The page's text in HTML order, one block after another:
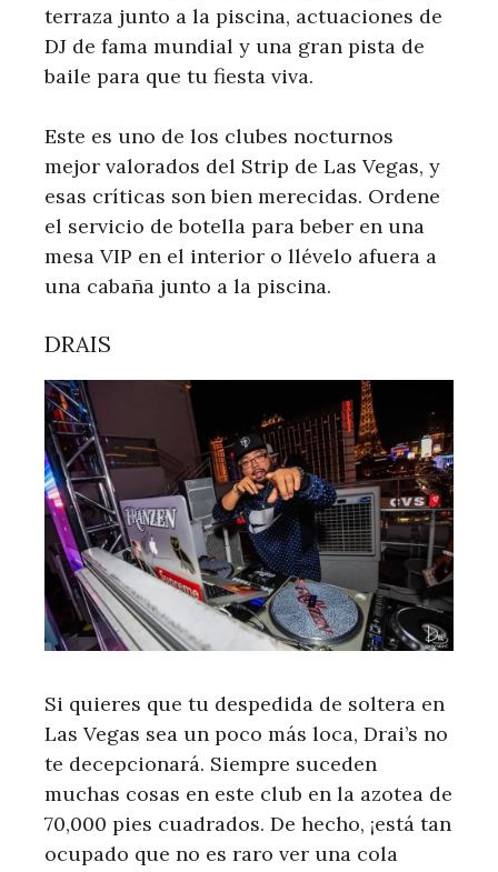
terraza junto a la piscina, actuaciones de
DJ de fama mundial y una gran pista de
baile para que tu fiesta viva.
Este es uno de los clubes nocturnos
mejor valorados del Strip de Las Vegas, y
esas críticas son bien merecidas. Ordene
el servicio de botella para beber en una
mesa VIP en el interior o llévelo afuera a
una cabaña junto a la piscina.
DRAIS
Si quieres que tu despedida de soltera en
Las Vegas sea un poco más loca, Drai’s no
te decepcionará. Siempre suceden
muchas cosas en este club en la azotea de
70,000 pies cuadrados. De hecho, ¡está tan
ocupado que no es raro ver una cola